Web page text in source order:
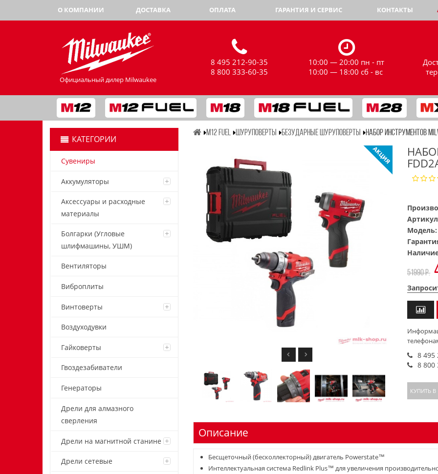
О КОМПАНИИ ДОСТАВКА ОПЛАТА ГАРАНТИЯ И СЕРВИС КОНТАКТЫ
Официальный дилер Milwaukee
8 495 212-90-35
8 800 333-60-35
10:00 — 20:00 пн - пт
10:00 — 18:00 сб - вс
КАТЕГОРИИ
Сувениры
Аккумуляторы
Аксессуары и расходные
материалы
Болгарки (Угловые
шлифмашины, УШМ)
Вентиляторы
Виброплиты
Винтоверты
Воздуходувки
Гайковерты
Гвоздезабиватели
Генераторы
Дрели для алмазного
сверления
Дрели на магнитной станине
Дрели сетевые
M12 FUEL ШУРУПОВЕРТЫ БЕЗУДАРНЫЕ ШУРУПОВЕРТЫ НАБОР ИНСТРУМЕНТОВ
51990 р.
8 495
8 800
КУПИТЬ В
Описание
Бесщеточный (бесколлекторный) двигатель Powerstate™
Интеллектуальная система Redlink Plus™ для увеличения